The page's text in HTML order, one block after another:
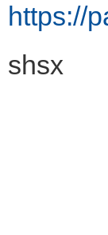
https://
shsx